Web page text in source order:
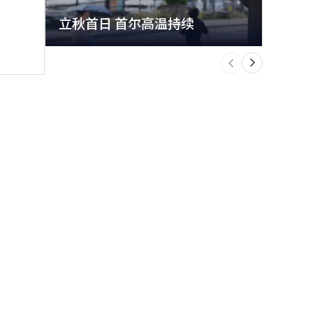
立秋首日 首尔高温持续
下
一
个